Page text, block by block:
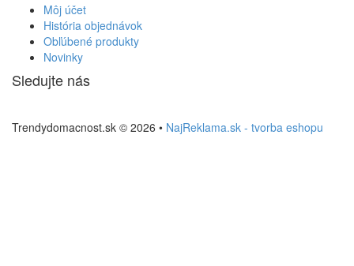
Môj účet
História objednávok
Obľúbené produkty
Novinky
Sledujte nás
Trendydomacnost.sk © 2026 • NajReklama.sk - tvorba eshopu